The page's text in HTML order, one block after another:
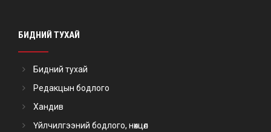
БИДНИЙ ТУХАЙ
Бидний тухай
Редакцын бодлого
Хандив
Үйлчилгээний бодлого, нөхцөл